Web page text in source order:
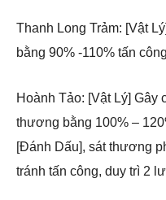
Thanh Long Trảm: [Vật
bằng 90% -110% tấn
Hoành Tảo: [Vật Lý] Gây
thương bằng 100% –
[Đánh Dấu], sát thương
tránh tấn công, duy trì 2